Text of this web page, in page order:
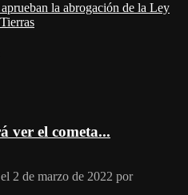
la abrogación de la Ley
ver el cometa...
2 de marzo de 2022 por